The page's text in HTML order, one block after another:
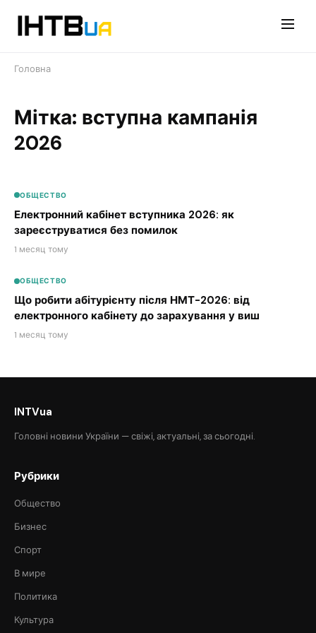
Головна
Мітка: вступна кампанія
2026
ОБЩЕСТВО
Електронний кабінет вступника 2026: як
зареєструватися без помилок
1 месяц тому
ОБЩЕСТВО
Що робити абітурієнту після НМТ-2026: від
електронного кабінету до зарахування у виш
1 месяц тому
INTVua
Головні новини України — свіжі, актуальні, за сьогодні.
Рубрики
Общество
Бизнес
Спорт
В мире
Политика
Культура